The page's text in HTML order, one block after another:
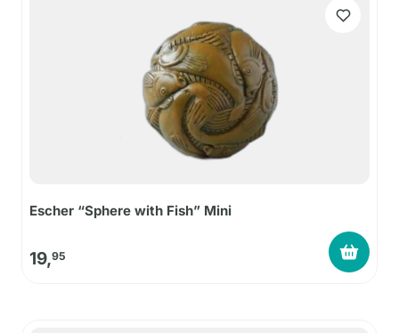
Escher “Sphere with Fish” Mini
19,95